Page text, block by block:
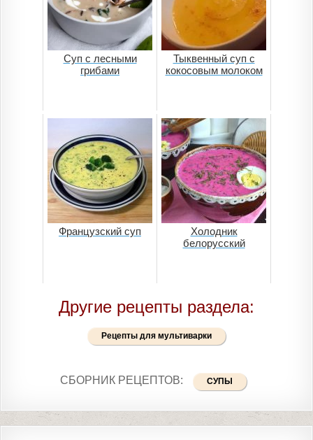
Суп с лесными
грибами
Тыквенный суп с
кокосовым молоком
Французский суп
Холодник
белорусский
Другие рецепты раздела:
Рецепты для мультиварки
СБОРНИК РЕЦЕПТОВ: СУПЫ